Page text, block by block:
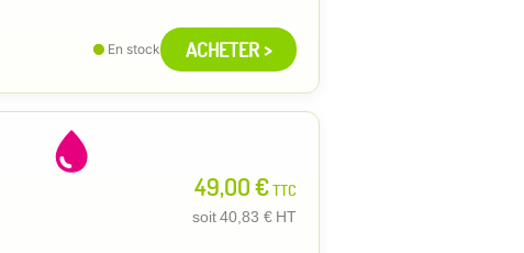
En stock ACHETER >
49,00 €TTC
soit40,83 € HT